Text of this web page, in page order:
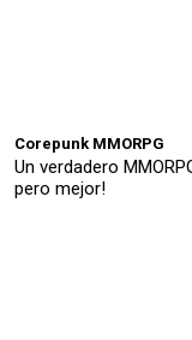
Corepunk MMORPG
Un verdadero
pero mejor!